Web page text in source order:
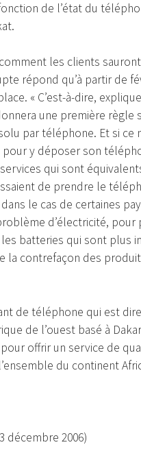
de l’état du
les clients
répond qu’à partir de
« C’est-à-dire,
une première
par téléphone. Et si ce
y déposer son
qui sont
de prendre le
le cas de certaines
d’électricité,
batteries qui sont plus
la contrefaçon des
de téléphone qui est
de l’ouest basé à
offrir un service de
du continent
décembre 2006)